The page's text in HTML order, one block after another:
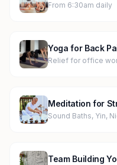
From 6:30am daily
Yoga for Back
Relief for office
Meditation for
Sound Baths, Yin,
Team Building